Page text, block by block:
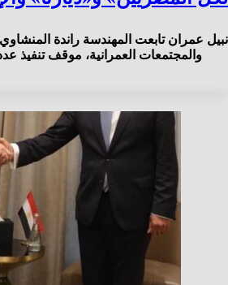
نبيل عمران تابعت المهندسة راندة
والمجتمعات العمرانية، موقف تنفيذ